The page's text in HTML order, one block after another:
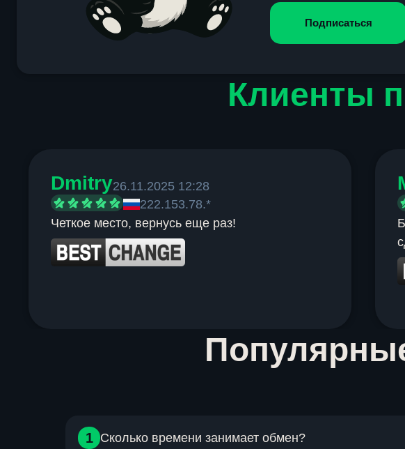
Подписаться
Клиенты
Dmitry26.11.2025 12:28
222.153.78.*
Четкое место, вернусь еще раз!
1 Сколько времени занимает обмен?